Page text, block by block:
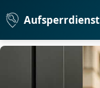
Aufsperrdienst